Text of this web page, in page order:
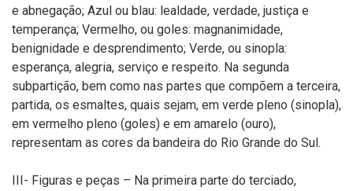
e abnegação; Azul ou blau: lealdade, verdade, justiça e
temperança; Vermelho, ou goles: magnanimidade,
benignidade e desprendimento; Verde, ou sinopla:
esperança, alegria, serviço e respeito. Na segunda
subpartição, bem como nas partes que compõem a terceira,
partida, os esmaltes, quais sejam, em verde pleno (sinopla),
em vermelho pleno (goles) e em amarelo (ouro),
representam as cores da bandeira do Rio Grande do Sul.
III- Figuras e peças – Na primeira parte do terciado,